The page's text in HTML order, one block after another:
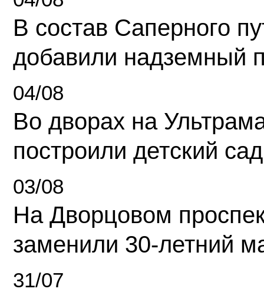
В состав Саперного
добавили надземный
04/08
Во дворах на
построили детский сад
03/08
На Дворцовом
заменили 30-летний
31/07